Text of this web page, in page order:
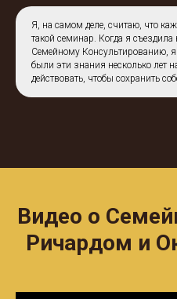
Я, на самом деле, считаю, что
такой семинар. Когда я
Семейному Консультированию,
были эти знания несколько лет
действовать, чтобы сохранить
Видео о
Ричардом и